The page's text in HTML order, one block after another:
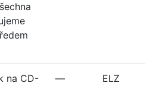
na CD-
— ELZ